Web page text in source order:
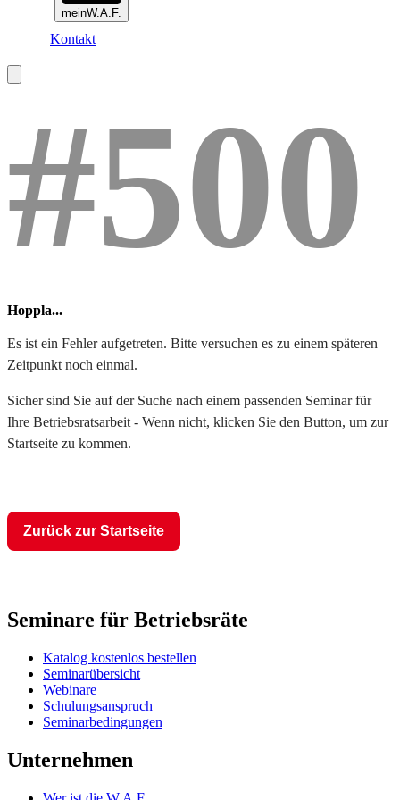
meinW.A.F.
Kontakt
#500
Hoppla...
Es ist ein Fehler aufgetreten. Bitte versuchen es zu einem späteren
Zeitpunkt noch einmal.
Sicher sind Sie auf der Suche nach einem passenden Seminar für
Ihre Betriebsratsarbeit - Wenn nicht, klicken Sie den Button, um zur
Startseite zu kommen.
Zurück zur Startseite
Seminare für Betriebsräte
Katalog kostenlos bestellen
Seminarübersicht
Webinare
Schulungsanspruch
Seminarbedingungen
Unternehmen